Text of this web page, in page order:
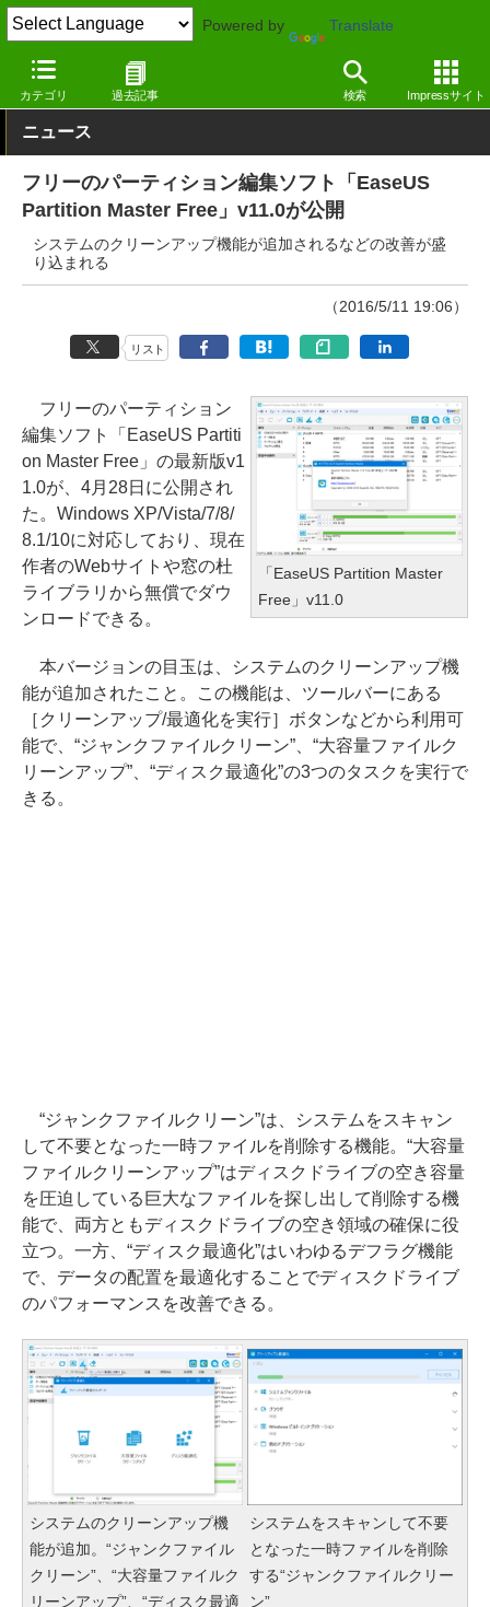
Powered by Translate
カテゴリ 過去記事 検索 Impressサイト
窓の杜 システム・ファイル Windows
ニュース
フリーのパーティション編集ソフト「EaseUS
Partition Master Free」v11.0が公開
システムのクリーンアップ機能が追加されるなどの改善が盛
り込まれる
（2016/5/11 19:06）
リスト
「EaseUS Partition Master
Free」v11.0
フリーのパーティション
編集ソフト「EaseUS Partiti
on Master Free」の最新版v1
1.0が、4月28日に公開され
た。Windows XP/Vista/7/8/
8.1/10に対応しており、現在
作者のWebサイトや窓の杜
ライブラリから無償でダウ
ンロードできる。
本バージョンの目玉は、システムのクリーンアップ機
能が追加されたこと。この機能は、ツールバーにある
［クリーンアップ/最適化を実行］ボタンなどから利用可
能で、“ジャンクファイルクリーン”、“大容量ファイルク
リーンアップ”、“ディスク最適化”の3つのタスクを実行で
きる。
“ジャンクファイルクリーン”は、システムをスキャン
して不要となった一時ファイルを削除する機能。“大容量
ファイルクリーンアップ”はディスクドライブの空き容量
を圧迫している巨大なファイルを探し出して削除する機
能で、両方ともディスクドライブの空き領域の確保に役
立つ。一方、“ディスク最適化”はいわゆるデフラグ機能
で、データの配置を最適化することでディスクドライブ
のパフォーマンスを改善できる。
システムのクリーンアップ機
能が追加。“ジャンクファイル
クリーン”、“大容量ファイルク
リーンアップ”、“ディスク最適
システムをスキャンして不要
となった一時ファイルを削除
する“ジャンクファイルクリー
ン”